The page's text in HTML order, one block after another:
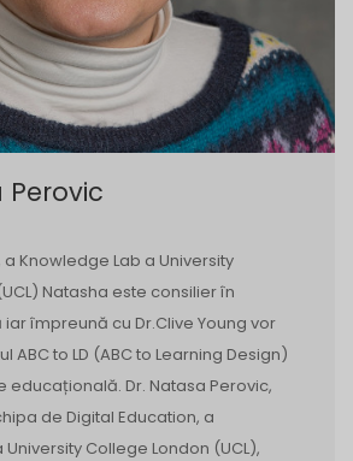
Perovic
a Knowledge Lab a University
Natasha este consilier în
împreună cu Dr.Clive Young vor
ABC to LD (ABC to Learning Design)
educațională. Dr. Natasa Perovic,
de Digital Education, a
College London (UCL),